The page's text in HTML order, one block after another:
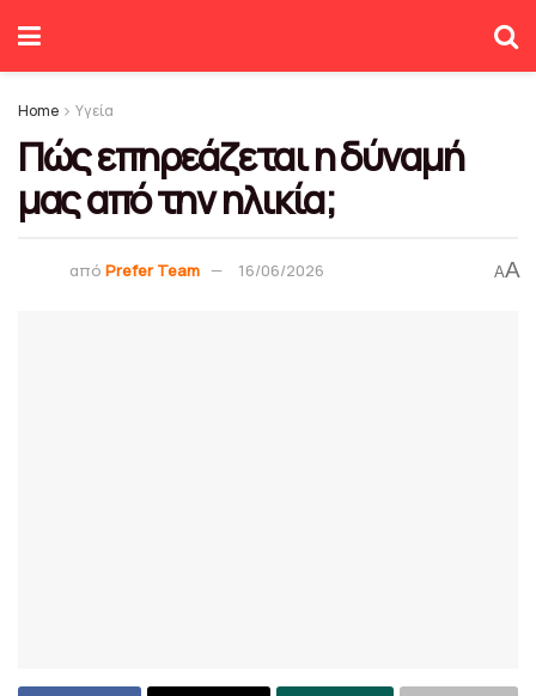
Home Υγεία
Πώς επηρεάζεται η δύναμή
μας από την ηλικία;
από Prefer Team 16/06/2026 AA